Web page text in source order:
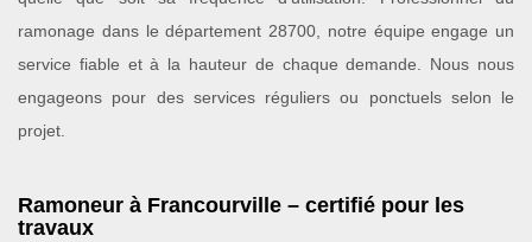
ramonage dans le département 28700, notre équipe engage un
service fiable et à la hauteur de chaque demande. Nous nous
engageons pour des services réguliers ou ponctuels selon le
projet.
Ramoneur à Francourville – certifié pour les
travaux